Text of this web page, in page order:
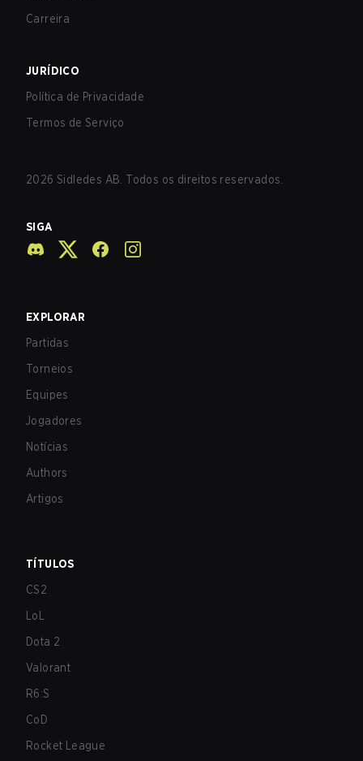
Carreira
JURÍDICO
Política de Privacidade
Termos de Serviço
2026 Sidledes AB. Todos os direitos reservados.
SIGA
EXPLORAR
Partidas
Torneios
Equipes
Jogadores
Notícias
Authors
Artigos
TÍTULOS
CS2
LoL
Dota 2
Valorant
R6:S
CoD
Rocket League